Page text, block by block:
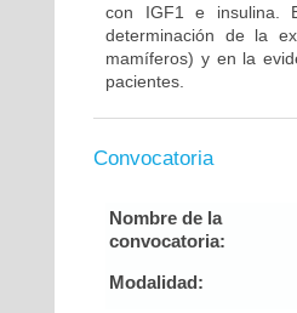
con IGF1 e insulina.
determinación de la
mamíferos) y en la
pacientes.
Convocatoria
Nombre de la
convocatoria:
Modalidad: